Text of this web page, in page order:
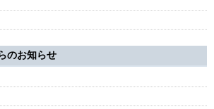
のお知らせ